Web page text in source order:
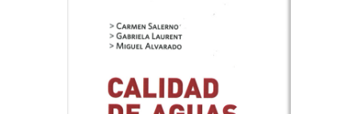
se ha añadido a
tu carrito.